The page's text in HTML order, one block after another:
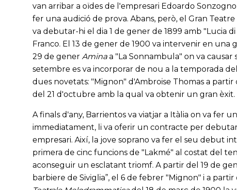
van arribar a oïdes de l'empresari Edoardo
fer una audició de prova. Abans, però, el Gran
va debutar-hi el dia 1 de gener de 1899 amb "Lucia
Franco. El 13 de gener de 1900 va intervenir en una
29 de generAminaa "La Sonnambula" on va causar
setembre es va incorporar de nou a la temporada
dues novetats: "Mignon" d'Ambroise Thomas a
del 21 d'octubre amb la qual va obtenir un gran èxit.
A finals d'any, Barrientos va viatjar a Itàlia on va fer
immediatament, li va oferir un contracte per
empresari. Així, la jove soprano va fer el seu debut
primera de cinc funcions de "Lakmé" al costat del
aconseguir un esclatant triomf. A partir del 19 de
barbiere de Siviglia”, el 6 de febrer "Mignon" i a